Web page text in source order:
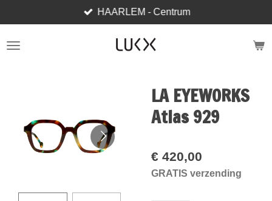
direct
naar
HAARLEM - Centrum
LA EYEWORKS
Atlas 929
€ 420,00
GRATIS verzending